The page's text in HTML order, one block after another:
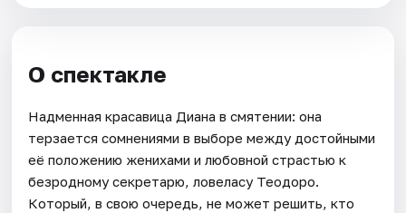
О спектакле
Надменная красавица Диана в смятении: она
терзается сомнениями в выборе между достойными
её положению женихами и любовной страстью к
безродному секретарю, ловеласу Теодоро.
Который, в свою очередь, не может решить, кто